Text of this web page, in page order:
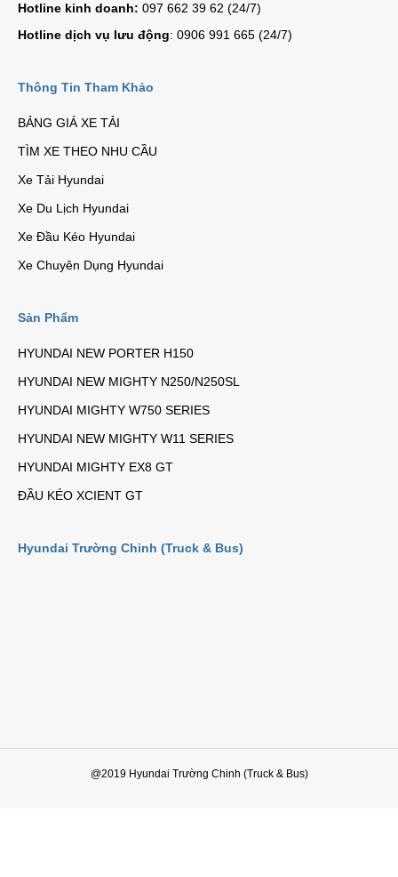
Hotline kinh doanh: 097 662 39 62 (24/7)
Hotline dịch vụ lưu động: 0906 991 665 (24/7)
Thông Tin Tham Khảo
BẢNG GIÁ XE TẢI
TÌM XE THEO NHU CẦU
Xe Tải Hyundai
Xe Du Lịch Hyundai
Xe Đầu Kéo Hyundai
Xe Chuyên Dụng Hyundai
Sản Phẩm
HYUNDAI NEW PORTER H150
HYUNDAI NEW MIGHTY N250/N250SL
HYUNDAI MIGHTY W750 SERIES
HYUNDAI NEW MIGHTY W11 SERIES
HYUNDAI MIGHTY EX8 GT
ĐẦU KÉO XCIENT GT
Hyundai Trường Chinh (Truck & Bus)
@2019 Hyundai Trường Chinh (Truck & Bus)